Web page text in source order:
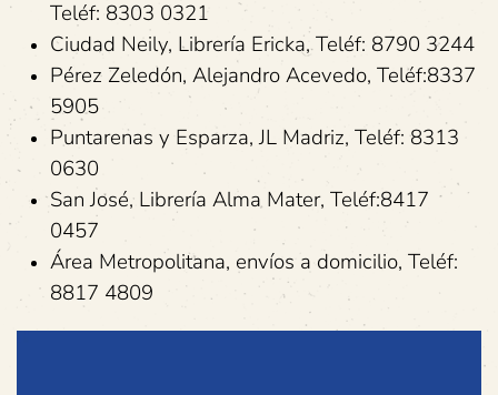
Teléf: 8303 0321
Ciudad Neily, Librería Ericka, Teléf: 8790 3244
Pérez Zeledón, Alejandro Acevedo, Teléf:8337
5905
Puntarenas y Esparza, JL Madriz, Teléf: 8313
0630
San José, Librería Alma Mater, Teléf:8417
0457
Área Metropolitana, envíos a domicilio, Teléf:
8817 4809